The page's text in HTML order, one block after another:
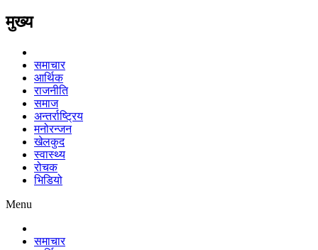
मुख्य
समाचार
आर्थिक
राजनीति
समाज
अन्तर्राष्ट्रिय
मनोरन्जन
खेलकुद
स्वास्थ्य
रोचक
भिडियो
Menu
समाचार